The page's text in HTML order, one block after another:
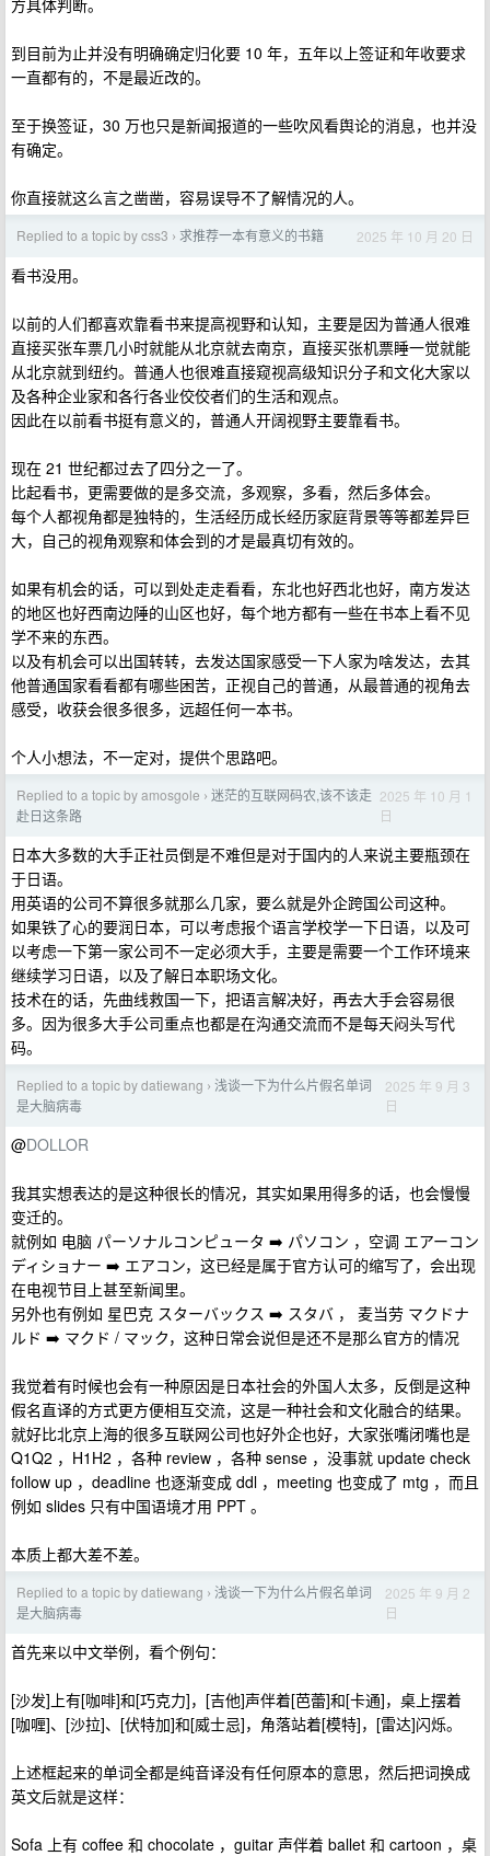
方具体判断。
到目前为止并没有明确确定归化要 10 年，五年以上签证和年收要求
一直都有的，不是最近改的。
至于换签证，30 万也只是新闻报道的一些吹风看舆论的消息，也并没
有确定。
你直接就这么言之凿凿，容易误导不了解情况的人。
Replied to a topic by css3 › 求推荐一本有意义的书籍 2025 年 10 月 20 日
看书没用。
以前的人们都喜欢靠看书来提高视野和认知，主要是因为普通人很难
直接买张车票几小时就能从北京就去南京，直接买张机票睡一觉就能
从北京就到纽约。普通人也很难直接窥视高级知识分子和文化大家以
及各种企业家和各行各业佼佼者们的生活和观点。
因此在以前看书挺有意义的，普通人开阔视野主要靠看书。
现在 21 世纪都过去了四分之一了。
比起看书，更需要做的是多交流，多观察，多看，然后多体会。
每个人都视角都是独特的，生活经历成长经历家庭背景等等都差异巨
大，自己的视角观察和体会到的才是最真切有效的。
如果有机会的话，可以到处走走看看，东北也好西北也好，南方发达
的地区也好西南边陲的山区也好，每个地方都有一些在书本上看不见
学不来的东西。
以及有机会可以出国转转，去发达国家感受一下人家为啥发达，去其
他普通国家看看都有哪些困苦，正视自己的普通，从最普通的视角去
感受，收获会很多很多，远超任何一本书。
个人小想法，不一定对，提供个思路吧。
Replied to a topic by amosgole › 迷茫的互联网码农,该不该走
赴日这条路
2025 年 10 月 1
日
日本大多数的大手正社员倒是不难但是对于国内的人来说主要瓶颈在
于日语。
用英语的公司不算很多就那么几家，要么就是外企跨国公司这种。
如果铁了心的要润日本，可以考虑报个语言学校学一下日语，以及可
以考虑一下第一家公司不一定必须大手，主要是需要一个工作环境来
继续学习日语，以及了解日本职场文化。
技术在的话，先曲线救国一下，把语言解决好，再去大手会容易很
多。因为很多大手公司重点也都是在沟通交流而不是每天闷头写代
码。
Replied to a topic by datiewang › 浅谈一下为什么片假名单词
是大脑病毒
2025 年 9 月 3
日
@DOLLOR
我其实想表达的是这种很长的情况，其实如果用得多的话，也会慢慢
变迁的。
就例如 电脑 パーソナルコンピュータ ➡️ パソコン ，空调 エアーコン
ディショナー ➡️ エアコン，这已经是属于官方认可的缩写了，会出现
在电视节目上甚至新闻里。
另外也有例如 星巴克 スターバックス ➡️ スタバ ， 麦当劳 マクドナ
ルド ➡️ マクド / マック，这种日常会说但是还不是那么官方的情况
我觉着有时候也会有一种原因是日本社会的外国人太多，反倒是这种
假名直译的方式更方便相互交流，这是一种社会和文化融合的结果。
就好比北京上海的很多互联网公司也好外企也好，大家张嘴闭嘴也是
Q1Q2 ，H1H2 ，各种 review ，各种 sense ，没事就 update check
follow up ，deadline 也逐渐变成 ddl ，meeting 也变成了 mtg ，而且
例如 slides 只有中国语境才用 PPT 。
本质上都大差不差。
Replied to a topic by datiewang › 浅谈一下为什么片假名单词
是大脑病毒
2025 年 9 月 2
日
首先来以中文举例，看个例句：
[沙发]上有[咖啡]和[巧克力]，[吉他]声伴着[芭蕾]和[卡通]，桌上摆着
[咖喱]、[沙拉]、[伏特加]和[威士忌]，角落站着[模特]，[雷达]闪烁。
上述框起来的单词全都是纯音译没有任何原本的意思，然后把词换成
英文后就是这样：
Sofa 上有 coffee 和 chocolate ，guitar 声伴着 ballet 和 cartoon ，桌